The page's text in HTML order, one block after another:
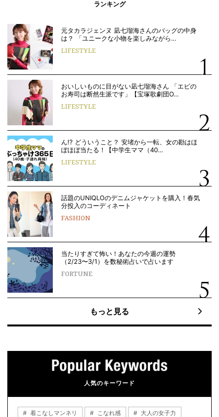
ランキング
元タカラジェンヌ 凪七瑠海さんのバッグの中身
は？ 「ユニークな小物を楽しみながら…
LIFESTYLE
おいしいものに目がない凪七瑠海さん 「エビの
お寿司は断然生派です」【宝塚歌劇団O…
LIFESTYLE
ん!? どういうこと？ 安堵から一転、女の勘はほ
ぼほぼ当たる！【中学生ママ（40…
LIFESTYLE
話題のUNIQLOのデニムジャケットを購入！春気
分投入のコーディネート
FASHION
当たりすぎて怖い！あなたの今週の運勢
（2/23〜3/1）を数秘術占いで占います
FORTUNE
もっと見る
人気のキーワード
着こなしマンネリ こなれ感
大人の女子力